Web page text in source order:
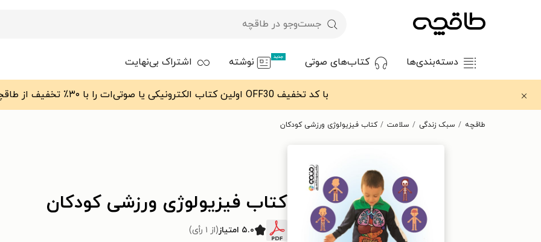
دسته‌بندی‌ها کتاب‌های صوتی جدید نوشته اشتراک بی‌نهایت
با کد تخفیف OFF30 اولین کتاب الکترونیکی یا صوتی‌ات را با ۳۰٪ تخفیف از طاقچه دریافت کن.
طاقچه سبک زندگی سلامت کتاب فیزیولوژی ورزشی کودکان
کتاب فیزیولوژی ورزشی کودکان
۵.۰ امتیاز (از ۱ رأی)